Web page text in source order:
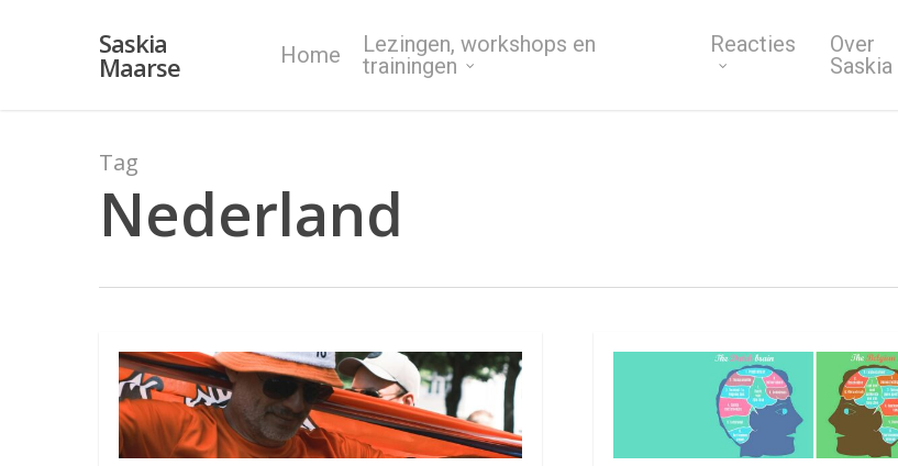
Saskia
Maarse Home
Lezingen, workshops en
trainingen
Reacties
Over
Saskia
Tag
Nederland